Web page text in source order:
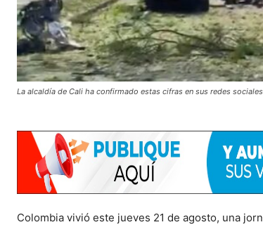
La alcaldía de Cali ha confirmado estas cifras en sus redes sociales
Colombia vivió este jueves 21 de agosto, una